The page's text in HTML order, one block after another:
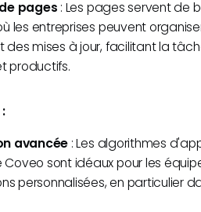
pages : Les pages servent de
les entreprises peuvent
des mises à jour, facilitant la
productifs.
avancée : Les algorithmes
sont idéaux pour les
personnalisées, en particulier